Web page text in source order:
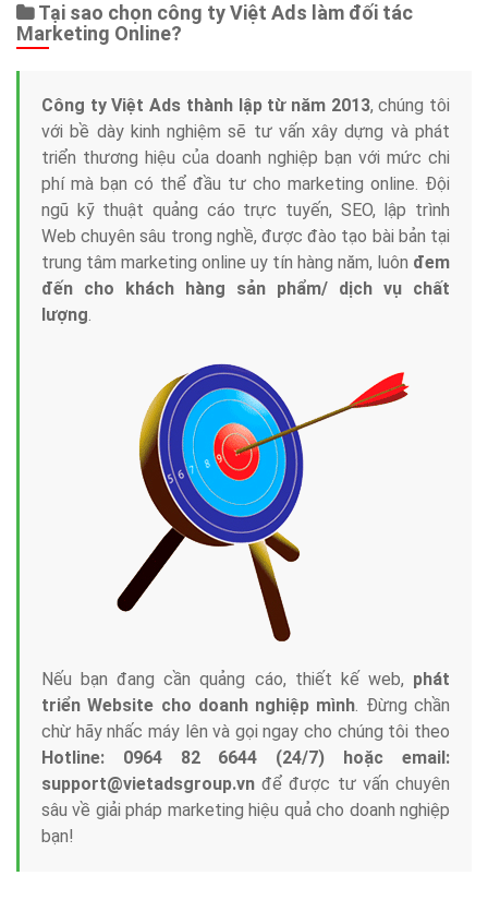
Tại sao chọn công ty Việt Ads làm đối tác
Marketing Online?
Công ty Việt Ads thành lập từ năm 2013, chúng tôi
với bề dày kinh nghiệm sẽ tư vấn xây dựng và phát
triển thương hiệu của doanh nghiệp bạn với mức chi
phí mà bạn có thể đầu tư cho marketing online. Đội
ngũ kỹ thuật quảng cáo trực tuyến, SEO, lập trình
Web chuyên sâu trong nghề, được đào tạo bài bản tại
trung tâm marketing online uy tín hàng năm, luôn đem
đến cho khách hàng sản phẩm/ dịch vụ chất
lượng.
Nếu bạn đang cần quảng cáo, thiết kế web, phát
triển Website cho doanh nghiệp mình. Đừng chần
chừ hãy nhấc máy lên và gọi ngay cho chúng tôi theo
Hotline: 0964 82 6644 (24/7) hoặc email:
support@vietadsgroup.vn để được tư vấn chuyên
sâu về giải pháp marketing hiệu quả cho doanh nghiệp
bạn!